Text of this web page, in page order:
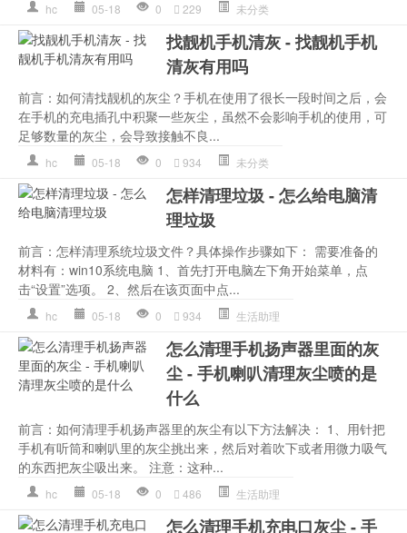
hc 05-18 0 229 未分类
找靓机手机清灰 - 找靓机手机
清灰有用吗
前言：如何清找靓机的灰尘？手机在使用了很长一段时间之后，会
在手机的充电插孔中积聚一些灰尘，虽然不会影响手机的使用，可
足够数量的灰尘，会导致接触不良...
hc 05-18 0 934 未分类
怎样清理垃圾 - 怎么给电脑清
理垃圾
前言：怎样清理系统垃圾文件？具体操作步骤如下： 需要准备的
材料有：win10系统电脑 1、首先打开电脑左下角开始菜单，点
击“设置”选项。 2、然后在该页面中点...
hc 05-18 0 934 生活助理
怎么清理手机扬声器里面的灰
尘 - 手机喇叭清理灰尘喷的是
什么
前言：如何清理手机扬声器里的灰尘有以下方法解决： 1、用针把
手机有听筒和喇叭里的灰尘挑出来，然后对着吹下或者用微力吸气
的东西把灰尘吸出来。 注意：这种...
hc 05-18 0 486 生活助理
怎么清理手机充电口灰尘 - 手